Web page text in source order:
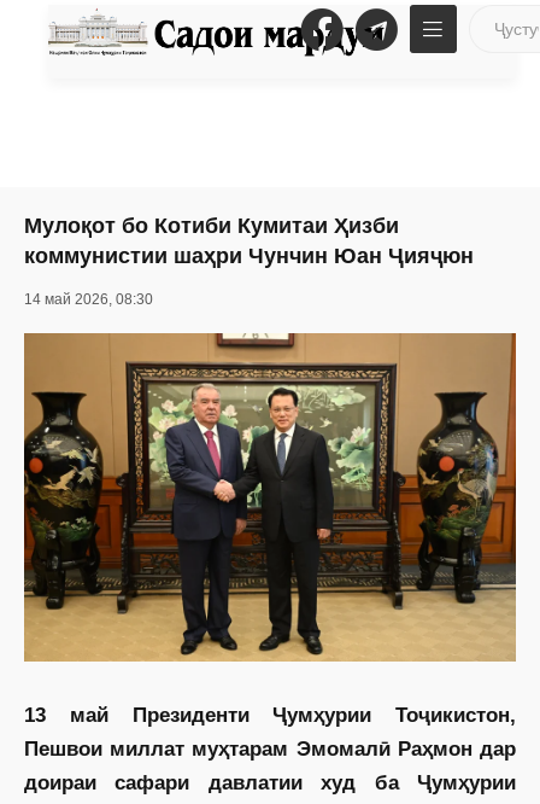
Мулоқот бо Котиби Кумитаи Ҳизби
коммунистии шаҳри Чунчин Юан Ҷияҷюн
14 май 2026, 08:30
13 май Президенти Ҷумҳурии Тоҷикистон,
Пешвои миллат муҳтарам Эмомалӣ Раҳмон дар
доираи сафари давлатии худ ба Ҷумҳурии